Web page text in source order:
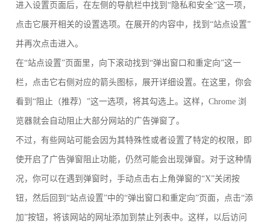
进入设置页面后，在左侧的导航栏中找到“隐私和安全”这一项，
点击它展开相关的设置选项。在展开的内容中，找到“站点设置”
并再次点击进入。
在“站点设置”页面里，向下滚动找到“弹出窗口和重定向”这一
栏，点击它右侧对应的箭头图标，展开详细设置。在这里，你会
看到“阻止（推荐）”这一选项，将其勾选上。这样，Chrome 浏
览器就会自动阻止大部分网站的广告弹窗了。
不过，有些网站可能会因为其特殊性或者设置了特定的权限，即
使开启了广告弹窗阻止功能，仍然可能会出现弹窗。对于这种情
况，你可以在遇到弹窗时，手动点击右上角弹窗的“X”关闭按
钮，然后回到“站点设置”中的“弹出窗口和重定向”页面，点击“添
加”按钮，将该网站的网址添加到禁止列表中。这样，以后访问